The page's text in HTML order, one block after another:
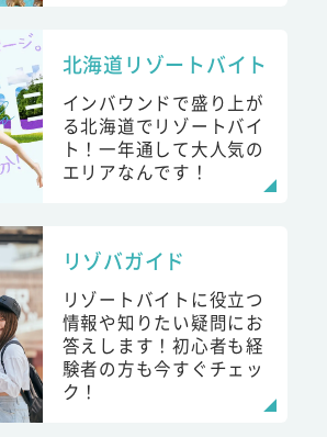
北海道リゾートバイト
インバウンドで盛り上が
る北海道でリゾートバイ
ト！一年通して大人気の
エリアなんです！
リゾバガイド
リゾートバイトに役立つ
情報や知りたい疑問にお
答えします！初心者も経
験者の方も今すぐチェッ
ク！